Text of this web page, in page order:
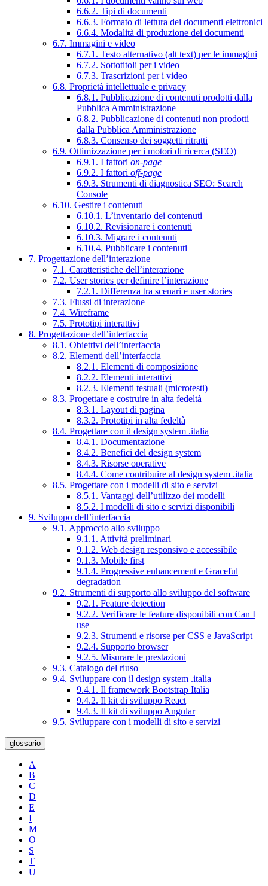
6.6.2. Tipi di documenti
6.6.3. Formato di lettura dei documenti elettronici
6.6.4. Modalità di produzione dei documenti
6.7. Immagini e video
6.7.1. Testo alternativo (alt text) per le immagini
6.7.2. Sottotitoli per i video
6.7.3. Trascrizioni per i video
6.8. Proprietà intellettuale e privacy
6.8.1. Pubblicazione di contenuti prodotti dalla
Pubblica Amministrazione
6.8.2. Pubblicazione di contenuti non prodotti
dalla Pubblica Amministrazione
6.8.3. Consenso dei soggetti ritratti
6.9. Ottimizzazione per i motori di ricerca (SEO)
6.9.1. I fattori on-page
6.9.2. I fattori off-page
6.9.3. Strumenti di diagnostica SEO: Search
Console
6.10. Gestire i contenuti
6.10.1. L’inventario dei contenuti
6.10.2. Revisionare i contenuti
6.10.3. Migrare i contenuti
6.10.4. Pubblicare i contenuti
7. Progettazione dell’interazione
7.1. Caratteristiche dell’interazione
7.2. User stories per definire l’interazione
7.2.1. Differenza tra scenari e user stories
7.3. Flussi di interazione
7.4. Wireframe
7.5. Prototipi interattivi
8. Progettazione dell’interfaccia
8.1. Obiettivi dell’interfaccia
8.2. Elementi dell’interfaccia
8.2.1. Elementi di composizione
8.2.2. Elementi interattivi
8.2.3. Elementi testuali (microtesti)
8.3. Progettare e costruire in alta fedeltà
8.3.1. Layout di pagina
8.3.2. Prototipi in alta fedeltà
8.4. Progettare con il design system .italia
8.4.1. Documentazione
8.4.2. Benefici del design system
8.4.3. Risorse operative
8.4.4. Come contribuire al design system .italia
8.5. Progettare con i modelli di sito e servizi
8.5.1. Vantaggi dell’utilizzo dei modelli
8.5.2. I modelli di sito e servizi disponibili
9. Sviluppo dell’interfaccia
9.1. Approccio allo sviluppo
9.1.1. Attività preliminari
9.1.2. Web design responsivo e accessibile
9.1.3. Mobile first
9.1.4. Progressive enhancement e Graceful
degradation
9.2. Strumenti di supporto allo sviluppo del software
9.2.1. Feature detection
9.2.2. Verificare le feature disponibili con Can I
use
9.2.3. Strumenti e risorse per CSS e JavaScript
9.2.4. Supporto browser
9.2.5. Misurare le prestazioni
9.3. Catalogo del riuso
9.4. Sviluppare con il design system .italia
9.4.1. Il framework Bootstrap Italia
9.4.2. Il kit di sviluppo React
9.4.3. Il kit di sviluppo Angular
9.5. Sviluppare con i modelli di sito e servizi
glossario
A
B
C
D
E
I
M
O
S
T
U